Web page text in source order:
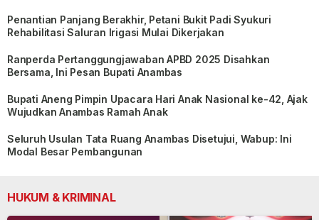
Penantian Panjang Berakhir, Petani Bukit Padi Syukuri
Rehabilitasi Saluran Irigasi Mulai Dikerjakan
Ranperda Pertanggungjawaban APBD 2025 Disahkan
Bersama, Ini Pesan Bupati Anambas
Bupati Aneng Pimpin Upacara Hari Anak Nasional ke-42, Ajak
Wujudkan Anambas Ramah Anak
Seluruh Usulan Tata Ruang Anambas Disetujui, Wabup: Ini
Modal Besar Pembangunan
HUKUM & KRIMINAL